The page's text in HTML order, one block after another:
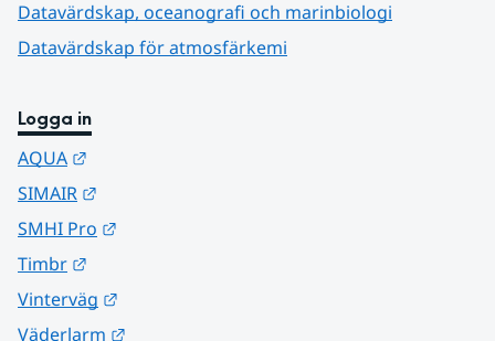
Datavärdskap, oceanografi och marinbiologi
Datavärdskap för atmosfärkemi
Logga in
AQUA
SIMAIR
SMHI Pro
Timbr
Vinterväg
Väderlarm